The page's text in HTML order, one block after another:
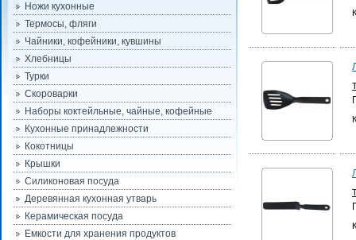
Ножи кухонные
Термосы, фляги
Чайники, кофейники, кувшины
Хлебницы
Турки
Скороварки
Наборы коктейльные, чайные, кофейные
Кухонные принадлежности
Кокотницы
Крышки
Силиконовая посуда
Деревянная кухонная утварь
Керамическая посуда
Емкости для хранения продуктов